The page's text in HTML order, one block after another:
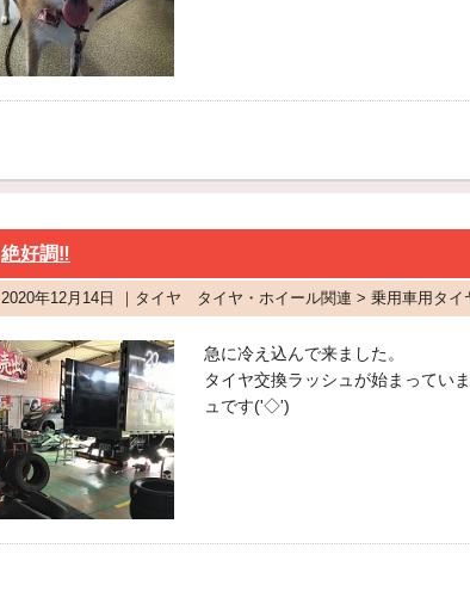
絶好調‼
2020年12月14日 ｜タイヤ タイヤ・ホイール関連 > 乗用車用タイ
急に冷え込んで来ました。
タイヤ交換ラッシュが始まってい
ュです('◇')ゞ